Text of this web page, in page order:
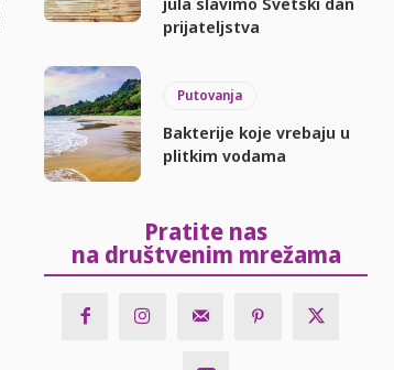
prijateljstva
Putovanja
Bakterije koje vrebaju u
plitkim vodama
Pratite nas
na društvenim mrežama